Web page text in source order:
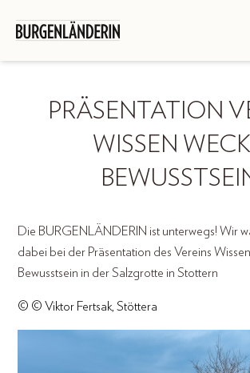
PRÄSENTATION
WISSEN
Die BURGENLÄNDERIN ist unterwegs! Wir
dabei bei der Präsentation des Vereins
Bewusstsein in der Salzgrotte in Stottern
© © Viktor Fertsak, Stöttera